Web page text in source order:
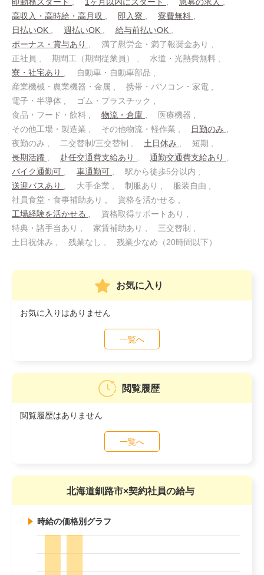
高収入・高時給・高月収
即入寮
寮費無料
日払いOK
週払いOK
給与前払いOK
ボーナス・賞与あり
満了慰労金・満了報奨金あり
正社員
期間工（期間従業員）
水道・光熱費無料
寮・社宅あり
自動車・自動車部品
産業機械・農業機器・金属
携帯・パソコン・家電
電子・半導体
ゴム・プラスチック
食品・フード・飲料
物流・倉庫
医療機器
その他工場・製造業
その他物流・軽作業
日勤のみ
夜勤のみ
二交替制/三交替制 土日休み
短期
長期活躍
赴任交通費支給あり
通勤交通費支給あり
バイク通勤可
車通勤可
駅から徒歩5分以内
送迎バスあり
大手企業 制服あり
服装自由
社員食堂・食事補助あり
資格を活かせる
工場経験を活かせる
資格取得サポートあり
特典・諸手当あり
家賃補助あり
三交替制
土日祝休み
残業なし 残業少なめ（20時間以下）
お気に入り
お気に入りはありません
一覧へ
閲覧履歴
閲覧履歴はありません
一覧へ
北海道釧路市×契約社員の給与
時給の価格別グラフ